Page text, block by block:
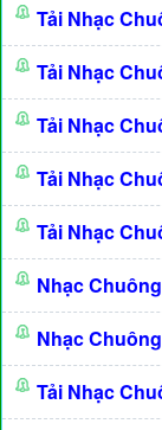
Tải Nhạc
Tải Nhạc
Tải Nhạc
Tải Nhạc
Tải Nhạc
Nhạc
Nhạc
Tải Nhạc